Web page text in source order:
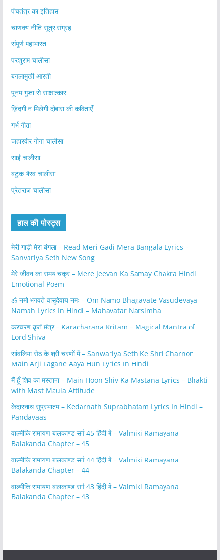
पंचतंत्र का इतिहास
चाणक्य नीति सूत्र संग्रह
संपूर्ण महाभारत
परशुराम चालीसा
बगलामुखी आरती
पूनम गुप्ता से साक्षात्कार
ज़िंदगी न मिलेगी दोबारा की कविताएँ
गर्भ गीता
जहारवीर गोगा चालीसा
साईं चालीसा
बटुक भैरव चालीसा
प्रेतराज चालीसा
हाल की पोस्ट्स
मेरी गाड़ी मेरा बंगला – Read Meri Gadi Mera Bangala Lyrics –
Sanvariya Seth New Song
मेरे जीवन का समय चक्र – Mere Jeevan Ka Samay Chakra Hindi
Emotional Poem
ॐ नमो भगवते वासुदेवाय नमः – Om Namo Bhagavate Vasudevaya
Namah Lyrics In Hindi – Mahavatar Narsimha
करचरण कृतं मंत्र – Karacharana Kritam – Magical Mantra of
Lord Shiva
सांवलिया सेठ के श्री चरणों में – Sanwariya Seth Ke Shri Charnon
Main Arji Lagane Aaya Hun Lyrics In Hindi
मैं हूँ शिव का मस्ताना – Main Hoon Shiv Ka Mastana Lyrics – Bhakti
with Mast Maula Attitude
केदारनाथ सुप्रभातम – Kedarnath Suprabhatam Lyrics In Hindi –
Pandavaas
वाल्मीकि रामायण बालकाण्ड सर्ग 45 हिंदी में – Valmiki Ramayana
Balakanda Chapter – 45
वाल्मीकि रामायण बालकाण्ड सर्ग 44 हिंदी में – Valmiki Ramayana
Balakanda Chapter – 44
वाल्मीकि रामायण बालकाण्ड सर्ग 43 हिंदी में – Valmiki Ramayana
Balakanda Chapter – 43